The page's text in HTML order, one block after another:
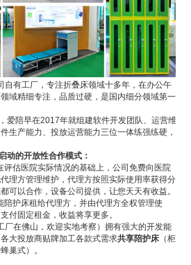
有工厂，专注折叠床领域十多年，在办公午
域精细专注，品质过硬，是国内细分领域第一
陪早在2017年就组建软件开发团队、运营维
生产能力、投放运营能力三位一体练强练硬，
的开放性合作模式：
估医院实际情况的基础上，公司免费向医院
理方管理维护，代理方按照实际使用率获得分
可以合作，设备公司提供，让您天天有收益。
护床租给代理方，并由代理方全权管理使
付固定租金，收益将享更多。
在佛山，欢迎实地考察）拥有强大的开发能
大投放商贴牌加工各款式需求共享陪护床（柜
巢式）。